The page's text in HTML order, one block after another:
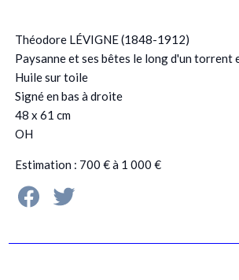
Théodore LÉVIGNE (1848-1912)
Paysanne et ses bêtes le long d'un torrent
Huile sur toile
Signé en bas à droite
48 x 61 cm
OH
Estimation : 700 € à 1 000 €